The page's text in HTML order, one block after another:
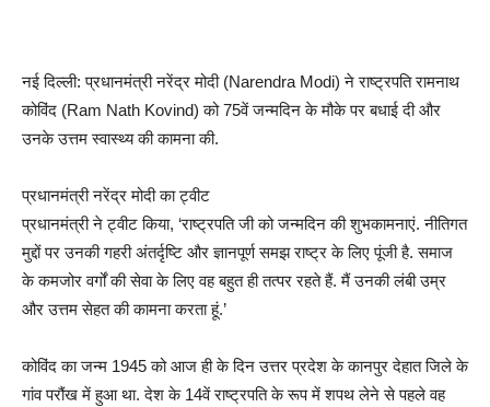
नई दिल्ली: प्रधानमंत्री नरेंद्र मोदी (Narendra Modi) ने राष्ट्रपति रामनाथ
कोविंद (Ram Nath Kovind) को 75वें जन्मदिन के मौके पर बधाई दी और
उनके उत्तम स्वास्थ्य की कामना की.
प्रधानमंत्री नरेंद्र मोदी का ट्वीट
प्रधानमंत्री ने ट्वीट किया, ‘राष्ट्रपति जी को जन्मदिन की शुभकामनाएं. नीतिगत
मुद्दों पर उनकी गहरी अंतर्दृष्‍टि और ज्ञानपूर्ण समझ राष्ट्र के लिए पूंजी है. समाज
के कमजोर वर्गों की सेवा के लिए वह बहुत ही तत्पर रहते हैं. मैं उनकी लंबी उम्र
और उत्तम सेहत की कामना करता हूं.’
कोविंद का जन्म 1945 को आज ही के दिन उत्तर प्रदेश के कानपुर देहात जिले के
गांव परौंख में हुआ था. देश के 14वें राष्ट्रपति के रूप में शपथ लेने से पहले वह